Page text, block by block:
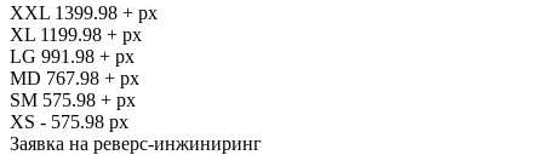
XXL 1399.98 + px
XL 1199.98 + px
LG 991.98 + px
MD 767.98 + px
SM 575.98 + px
XS - 575.98 px
Заявка на реверс-инжиниринг